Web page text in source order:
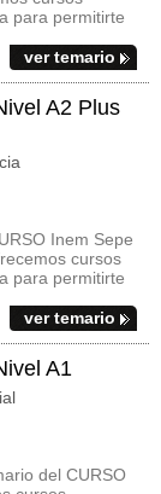
para permitirte
ver temario
A2 Plus
Inem Sepe
cursos
para permitirte
ver temario
A1
del CURSO